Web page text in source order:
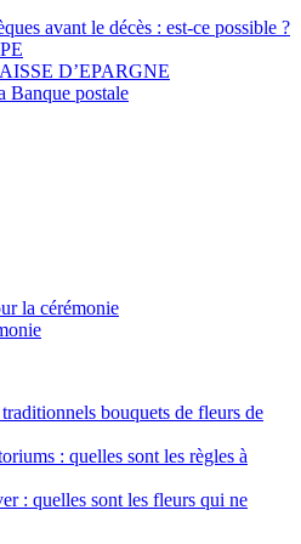
avant le décès : est-ce possible ?
D’EPARGNE
Banque postale
la cérémonie
bouquets de fleurs de
: quelles sont les règles à
: quelles sont les fleurs qui ne